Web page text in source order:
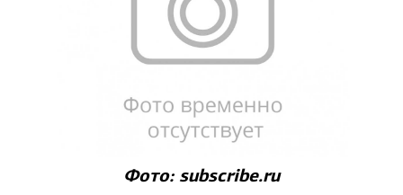
Фото: subscribe.ru